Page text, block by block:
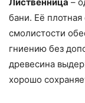
бани. Её
смолистости
гниению без
древесина
хорошо